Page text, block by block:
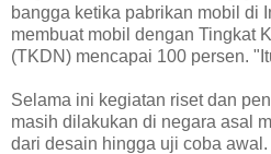
bangga ketika pabrikan mobil di
membuat mobil dengan Tingkat
(TKDN) mencapai 100 persen.
Selama ini kegiatan riset dan
masih dilakukan di negara asal
dari desain hingga uji coba